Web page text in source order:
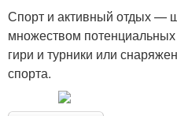
Спорт и активный отдых —
множеством
гири и турники или
спорта.